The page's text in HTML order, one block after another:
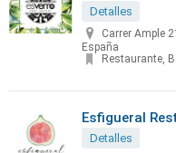
Detalles
Carrer Ample
España
Restaurante,
Esfigueral
Detalles